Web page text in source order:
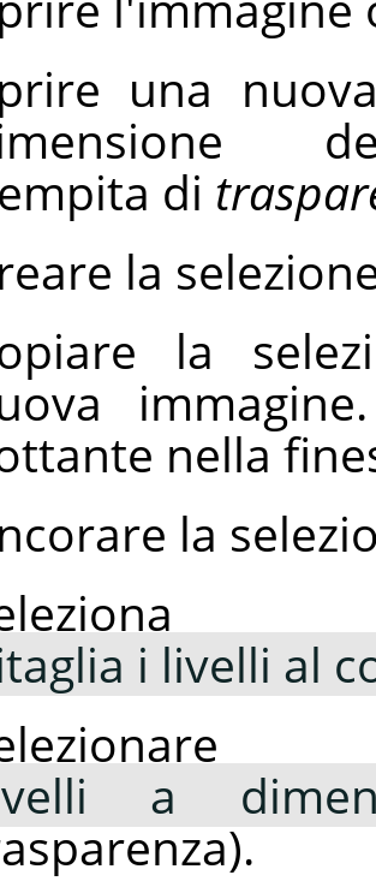
una
di
la
la
nella
la
i livelli al
a